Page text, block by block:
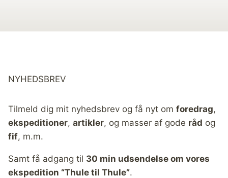
NYHEDSBREV
Tilmeld dig mit nyhedsbrev og få nyt om foredrag,
ekspeditioner, artikler, og masser af gode råd og
fif, m.m.
Samt få adgang til 30 min udsendelse om vores
ekspedition “Thule til Thule”.